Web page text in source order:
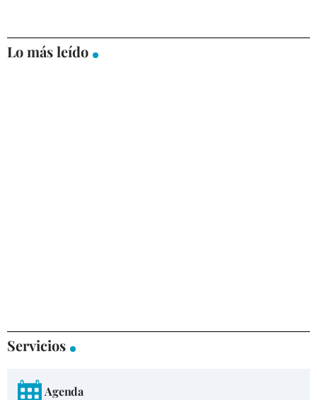
Lo más leído
Servicios
Agenda